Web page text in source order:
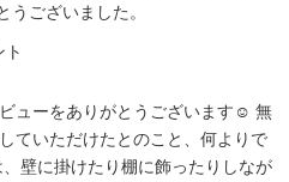
うございました。
ューをありがとうございます☺️ 無
ていただけたとのこと、何よりで
壁に掛けたり棚に飾ったりしなが